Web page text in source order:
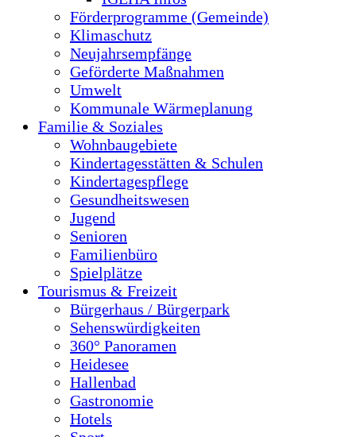
Förderprogramme (Gemeinde)
Klimaschutz
Neujahrsempfänge
Geförderte Maßnahmen
Umwelt
Kommunale Wärmeplanung
Familie & Soziales
Wohnbaugebiete
Kindertagesstätten & Schulen
Kindertagespflege
Gesundheitswesen
Jugend
Senioren
Familienbüro
Spielplätze
Tourismus & Freizeit
Bürgerhaus / Bürgerpark
Sehenswürdigkeiten
360° Panoramen
Heidesee
Hallenbad
Gastronomie
Hotels